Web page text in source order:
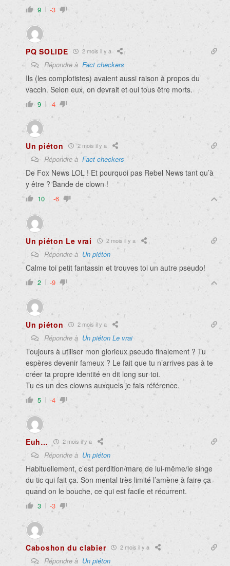
9 -3
PQ SOLIDE 2 mois il y a
Répondre à Fact checkers
Ils (les complotistes) avaient aussi raison à propos du
vaccin. Selon eux, on devrait et oui tous être morts.
9 -4
Un piéton 2 mois il y a
Répondre à Fact checkers
De Fox News LOL ! Et pourquoi pas Rebel News tant qu’à
y être ? Bande de clown !
10 -6
Un piéton Le vrai 2 mois il y a
Répondre à Un piéton
Calme toi petit fantassin et trouves toi un autre pseudo!
2 -9
Un piéton 2 mois il y a
Répondre à Un piéton Le vrai
Toujours à utiliser mon glorieux pseudo finalement ? Tu
espères devenir fameux ? Le fait que tu n’arrives pas à te
créer ta propre identité en dit long sur toi.
Tu es un des clowns auxquels je fais référence.
5 -4
Euh… 2 mois il y a
Répondre à Un piéton
Habituellement, c’est perdition/mare de lui-même/le singe
du tic qui fait ça. Son mental très limité l’amène à faire ça
quand on le bouche, ce qui est facile et récurrent.
3 -3
Caboshon du clabier 2 mois il y a
Répondre à Un piéton